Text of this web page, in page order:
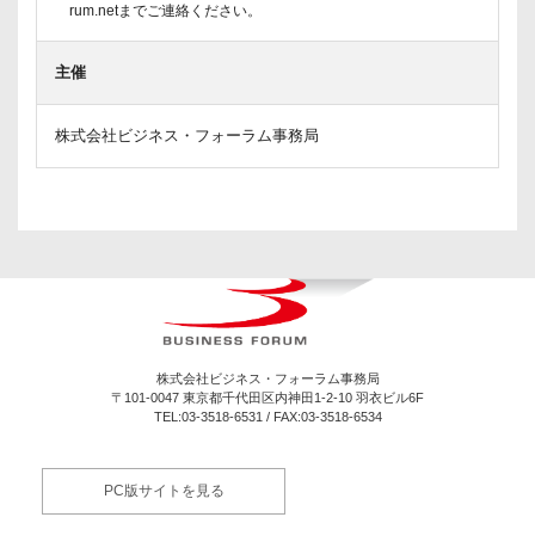
rum.netまでご連絡ください。
主催
株式会社ビジネス・フォーラム事務局
株式会社ビジネス・フォーラム事務局
〒101-0047 東京都千代田区内神田1-2-10 羽衣ビル6F
TEL:03-3518-6531 / FAX:03-3518-6534
PC版サイトを見る